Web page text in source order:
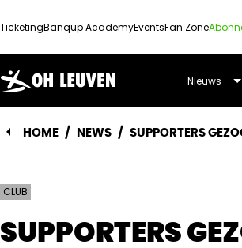
TicketingBanqup AcademyEventsFan Zone
OUD-
HEVERLEE
LEUVEN
Nieuws
HOME / NEWS / SUPPORTERS
CLUB
SUPPORTERS